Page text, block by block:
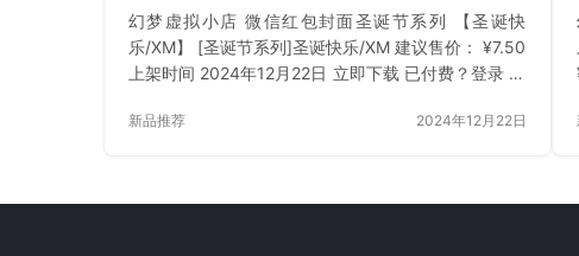
幻梦虚拟小店 微信红包封面圣诞节系列 【圣诞快
乐/XM】 [圣诞节系列]圣诞快乐/XM 建议售价： ¥7.50
上架时间 2024年12月22日 立即下载 已付费？登录 或
新品推荐 2024年12月22日